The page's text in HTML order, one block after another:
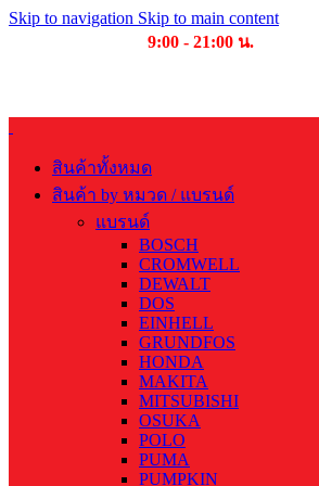
Skip to navigation Skip to main content
9:00 - 21:00 น.
สินค้าทั้งหมด
สินค้า by หมวด / แบรนด์
แบรนด์
BOSCH
CROMWELL
DEWALT
DOS
EINHELL
GRUNDFOS
HONDA
MAKITA
MITSUBISHI
OSUKA
POLO
PUMA
PUMPKIN